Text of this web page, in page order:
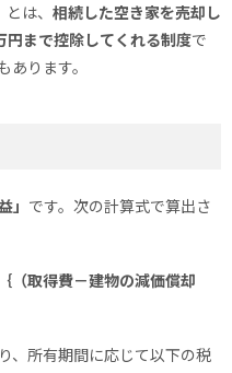
は、 相続した空き家を売却し
まで控除してくれる制度で
あります。
」 です。次の計算式で算出さ
（取得費－建物の減価償却
、所有期間に応じて以下の税